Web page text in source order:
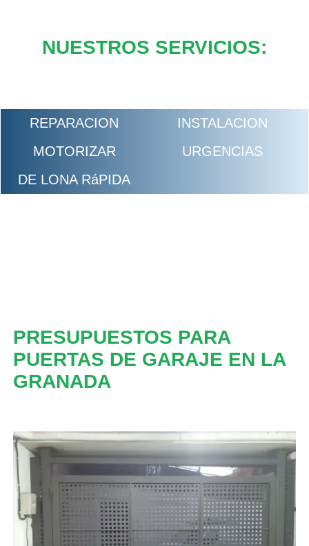
NUESTROS SERVICIOS:
REPARACION
INSTALACION
MOTORIZAR
URGENCIAS
DE LONA RáPIDA
PRESUPUESTOS PARA
PUERTAS DE GARAJE EN LA
GRANADA